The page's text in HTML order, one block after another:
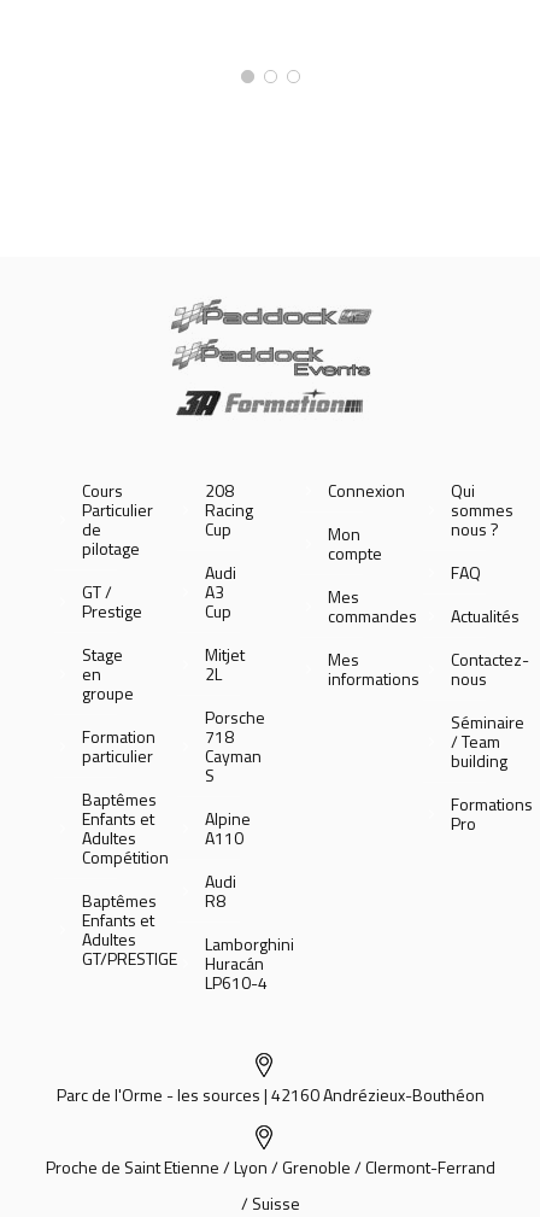
Cours
Particulier
de
pilotage
GT /
Prestige
Stage
en
groupe
Formation
particulier
Baptêmes
Enfants et
Adultes
Compétition
Baptêmes
Enfants et
Adultes
GT/PRESTIGE
208
Racing
Cup
Audi
A3
Cup
Mitjet
2L
Porsche
718
Cayman
S
Alpine
A110
Audi
R8
Lamborghini
Huracán
LP610-4
Connexion
Mon
compte
Mes
commandes
Mes
informations
Qui
sommes
nous ?
FAQ
Actualités
Contactez-
nous
Séminaire
/ Team
building
Formations
Pro
Parc de l'Orme - les sources | 42160 Andrézieux-Bouthéon
Proche de Saint Etienne / Lyon / Grenoble / Clermont-Ferrand
/ Suisse